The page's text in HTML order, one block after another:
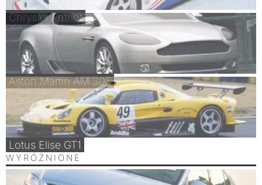
Chrysler Patriot
Aston Martin AM 305
Lotus Elise GT1
WYRÓŻNIONE